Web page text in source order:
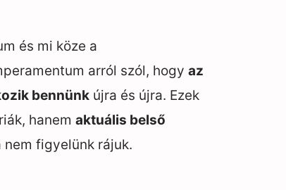
és mi köze a
arról szól, hogy az
bennünkújra és újra. Ezek
hanem aktuális belső
nem figyelünk rájuk.